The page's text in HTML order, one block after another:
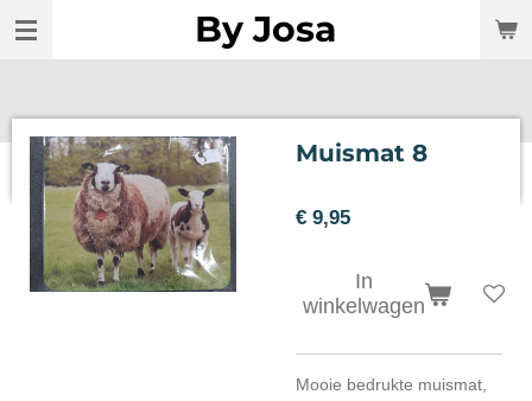
Ga
hoofdinhoud
By Josa
Muismat 8
€ 9,95
In
winkelwagen
Mooie bedrukte muismat,